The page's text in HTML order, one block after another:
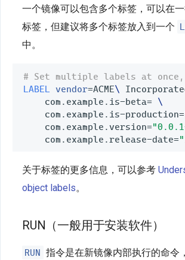
一个镜像可以包含多个标签，可以在
标签，但建议将多个标签放入到一个
中。
# Set multiple labels at
LABEL vendor=ACME\
    com.example.is-beta
= \
    com.example.is-production
=
    com.example.version
=
    com.example.release-date
=
关于标签的更多信息，可以参考
object labels。
RUN（一般用于安装软件）
RUN 指令是在新镜像内部执行的命令